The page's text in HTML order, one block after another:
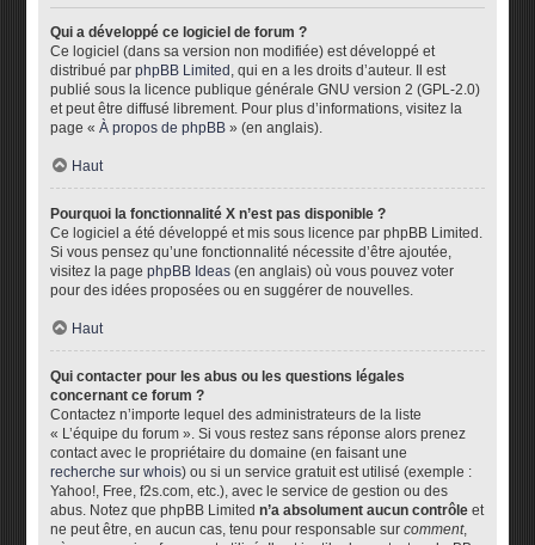
Qui a développé ce logiciel de forum ?
Ce logiciel (dans sa version non modifiée) est développé et
distribué parphpBB Limited , qui en a les droits d’auteur. Il est
publié sous la licence publique générale GNU version 2 (GPL-2.0)
et peut être diffusé librement. Pour plus d’informations, visitez la
page «À propos de phpBB » (en anglais).
Haut
Pourquoi la fonctionnalité X n’est pas disponible ?
Ce logiciel a été développé et mis sous licence par phpBB Limited.
Si vous pensez qu’une fonctionnalité nécessite d’être ajoutée,
visitez la pagephpBB Ideas (en anglais) où vous pouvez voter
pour des idées proposées ou en suggérer de nouvelles.
Haut
Qui contacter pour les abus ou les questions légales
concernant ce forum ?
Contactez n’importe lequel des administrateurs de la liste
« L’équipe du forum ». Si vous restez sans réponse alors prenez
contact avec le propriétaire du domaine (en faisant une
recherche sur whois) ou si un service gratuit est utilisé (exemple :
Yahoo!, Free, f2s.com, etc.), avec le service de gestion ou des
abus. Notez que phpBB Limitedn’a absolument aucun contrôle et
ne peut être, en aucun cas, tenu pour responsable surcomment,